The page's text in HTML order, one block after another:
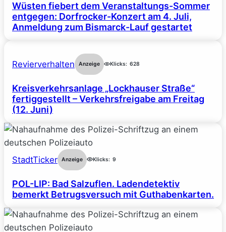
Wüsten fiebert dem Veranstaltungs-Sommer
entgegen: Dorfrocker-Konzert am 4. Juli,
Anmeldung zum Bismarck-Lauf gestartet
Revierverhalten Anzeige Klicks: 628
Kreisverkehrsanlage „Lockhauser Straße“
fertiggestellt – Verkehrsfreigabe am Freitag
(12. Juni)
StadtTicker Anzeige Klicks: 9
POL-LIP: Bad Salzuflen. Ladendetektiv
bemerkt Betrugsversuch mit Guthabenkarten.